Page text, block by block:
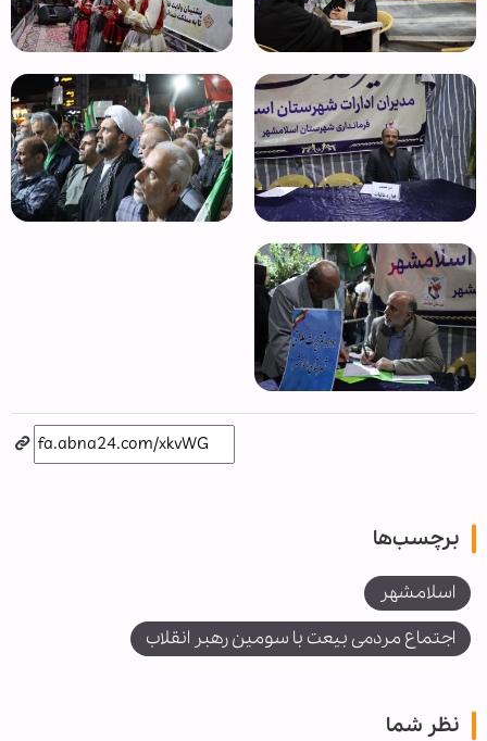
برچسب‌ها
اسلامشهر
اجتماع مردمی بیعت با سومین رهبر انقلاب
نظر شما